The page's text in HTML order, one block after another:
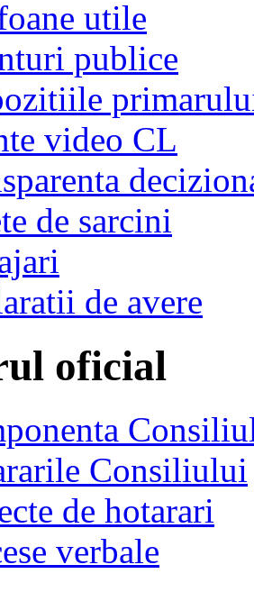
utile
publice
video CL
de sarcini
de avere
oficial
Consiliului
de hotarari
verbale